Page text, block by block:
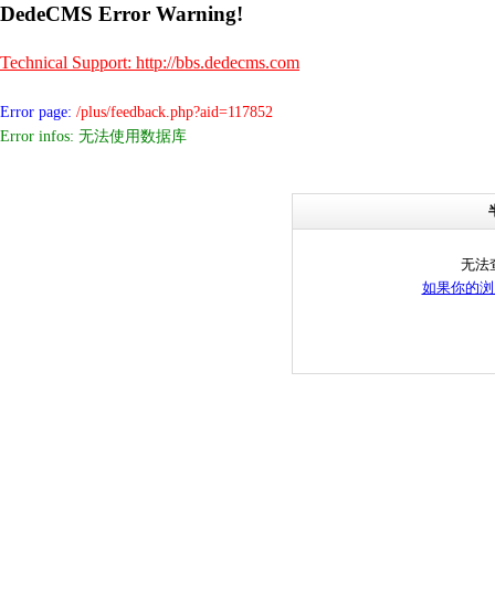
DedeCMS Error Warning!
Technical Support: http://bbs.dedecms.com
Error page: /plus/feedback.php?aid=117852
Error infos: 无法使用数据库
无法
如果你的